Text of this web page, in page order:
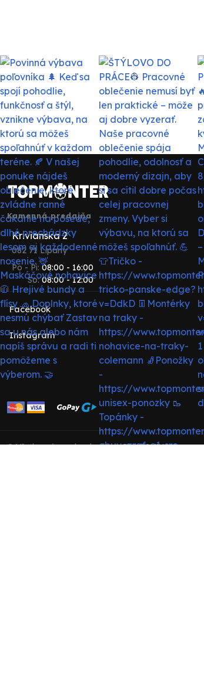
Kamenná predajňa
Krivianska 2
082 71 Lipany
Po - Pi:
So:
08:00 - 16:00
08:00 - 12:00
Facebook
Instagram
© Všetky práva vyhradené pre BRS COMPANY s.r.o